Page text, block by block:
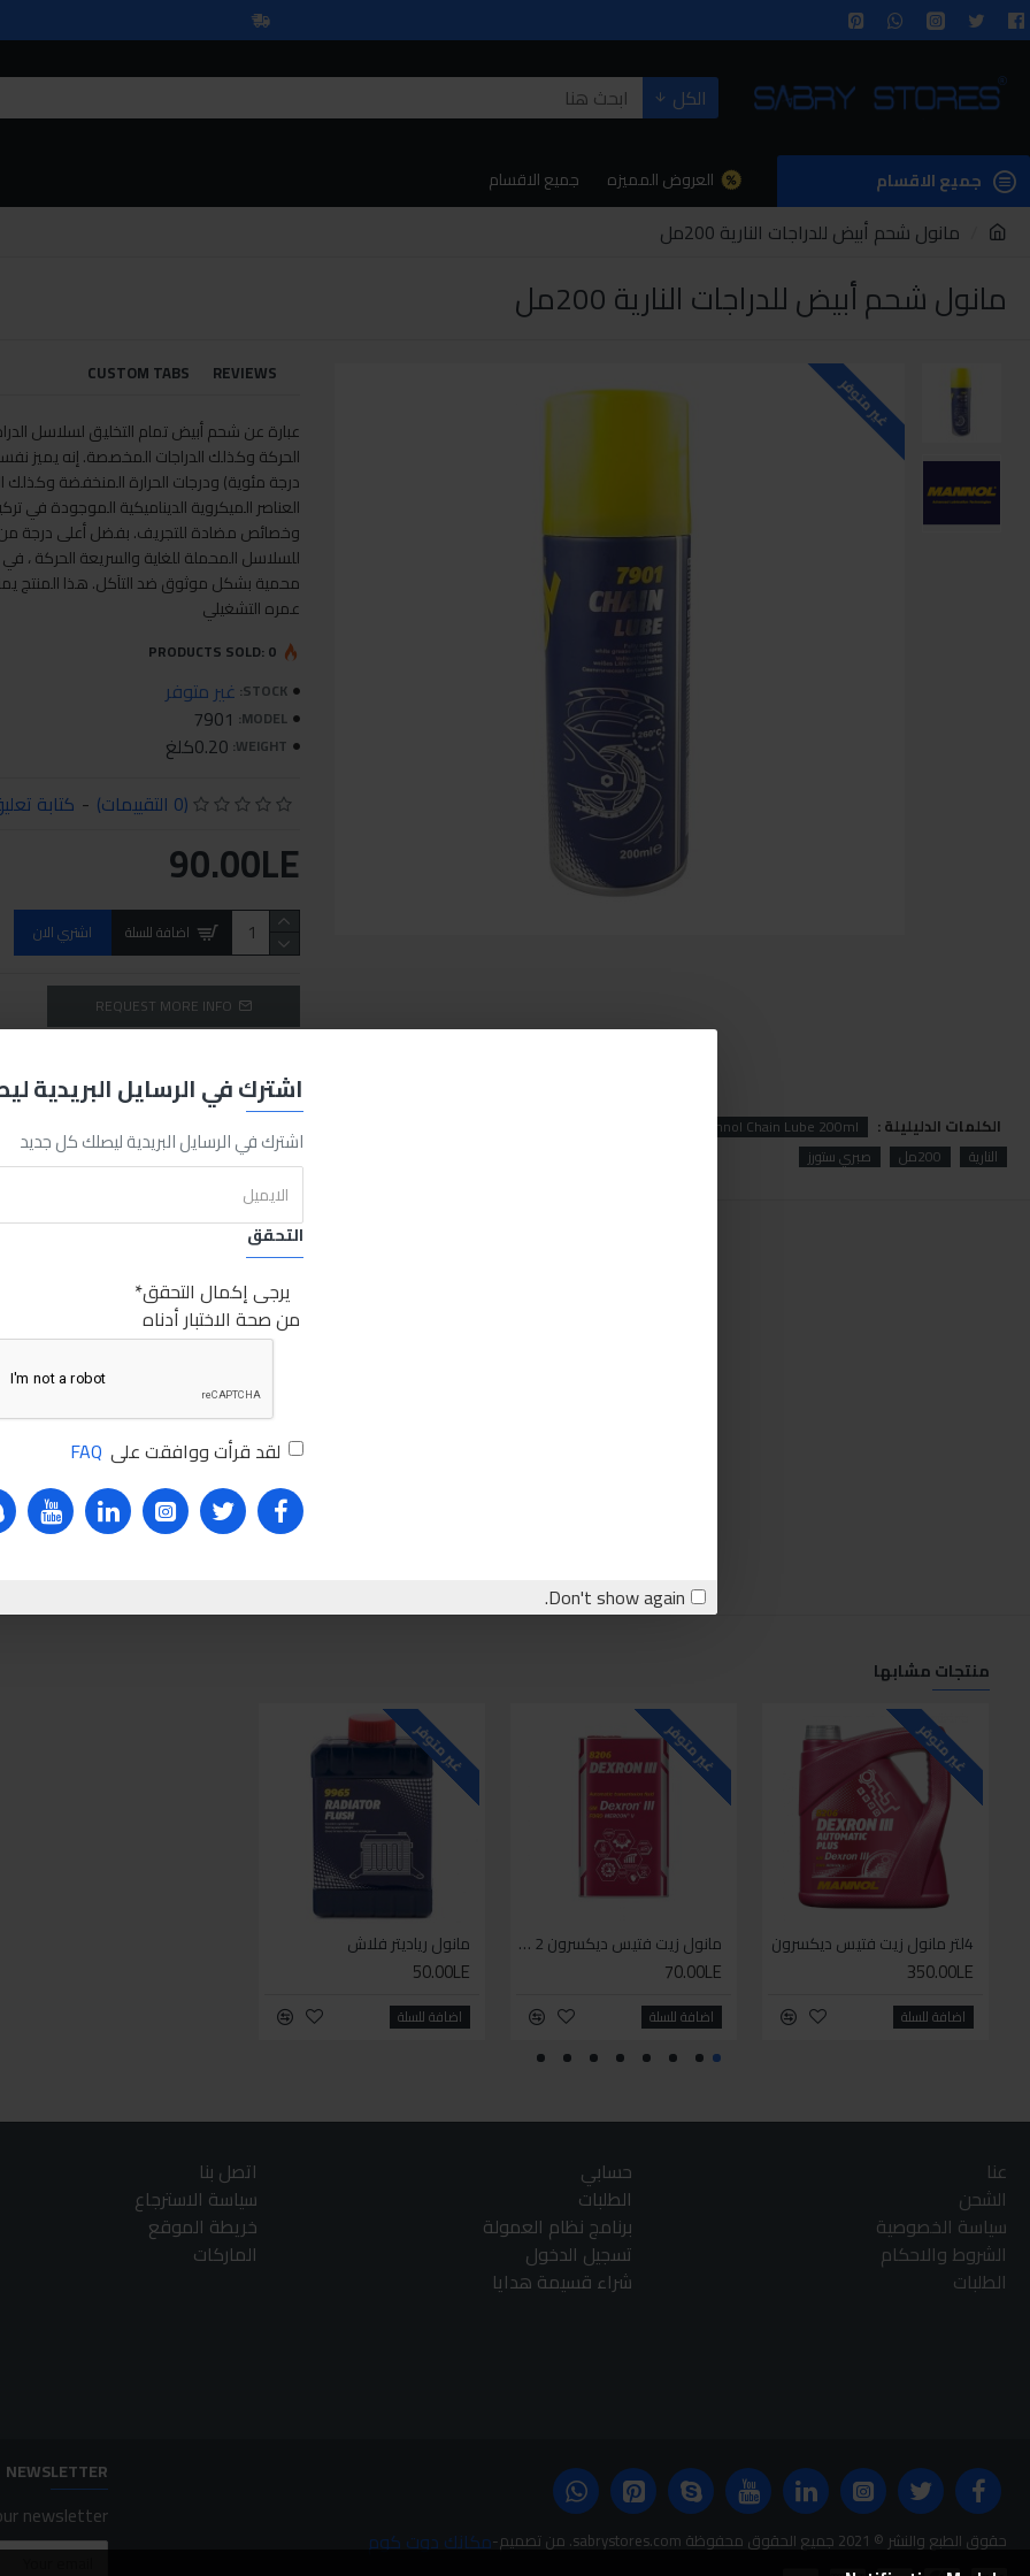
اشترك في الرسايل البريدية
اشترك في الرسايل البريدية ليصلك كل جديد
التحقق
يرجى إكمال التحقق
من صحة الاختبار أدناه
لقد قرأت ووافقت على FAQ
Don't show again.
الكل
جميع الاقسام العروض المميزه جميع الاقسام
مانول شحم أبيض للدراجات النارية 200مل
مانول شحم أبيض للدراجات النارية 200مل
غير متوفر REVIEWS
CUSTOM TABS
عبارة عن شحم أبيض تمام التخليق لسلاسل
درجة مئوية) ودرجات الحرارة المنخفضة وكذلك
العناصر الميكروية الديناميكية الموجودة في
وخصائص مضادة للتجريف. بفضل أعلى درجة
للسلاسل المحملة للغاية والسريعة الحركة ،
محمية بشكل موثوق ضد التآكل. هذا المنتج
عمره التشغيلي
STOCK: غير متوفر
MODEL:
7901
WEIGHT: 0.20كلغ
PRODUCTS SOLD: 0
(0 التقييمات) - كتابة
90.00LE
اضافة للسلة اشتري الان
REQUEST MORE INFO
الكلمات الدليليلة : Mannol Chain Lube 200ml
النارية
200مل صبري ستورز
منتجات مشابها
غير متوفر
4لتر مانول زيت فتيس ديكسرون
350.00LE
اضافة للسلة
غير متوفر
مانول زيت فتيس ديكسرون 2 لتر واحد
70.00LE
اضافة للسلة
غير متوفر
مانول رياديتر فلاش
50.00LE
اضافة للسلة
عنا
الشحن
سياسة الخصوصية
الشروط والاحكام
الطلبات
حسابي
الطلبات
برنامج نظام العمولة
تسجيل الدخول
شراء قسيمة هدايا
اتصل بنا
سياسة الاسترجاع
خريطة الموقع
الماركات
حقوق الطبع والنشر © 2021 جميع الحقوق محفوظة sabrystores.com. من تصميم- مكانك دوت كوم
NEWSLETTER
newsletter.